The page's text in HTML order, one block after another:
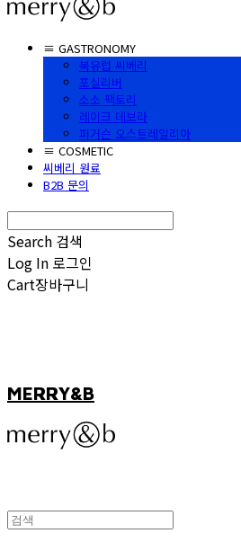
≡ GASTRONOMY
북유럽 씨베리
포실리버
소소 팩토리
레이크 데보라
퍼거슨 오스트레일리아
≡ COSMETIC
씨베리 원료
B2B 문의
Search 검색
Log In 로그인
Cart장바구니
MERRY&B